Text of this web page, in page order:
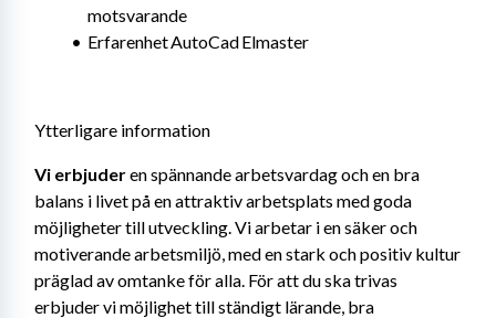
motsvarande
Erfarenhet AutoCad Elmaster
Ytterligare information
Vi erbjuder en spännande arbetsvardag och en bra
balans i livet på en attraktiv arbetsplats med goda
möjligheter till utveckling. Vi arbetar i en säker och
motiverande arbetsmiljö, med en stark och positiv kultur
präglad av omtanke för alla. För att du ska trivas
erbjuder vi möjlighet till ständigt lärande, bra